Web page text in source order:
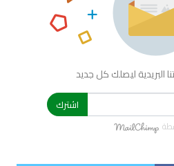
البريدية ليصلك كل جديد
اشترك